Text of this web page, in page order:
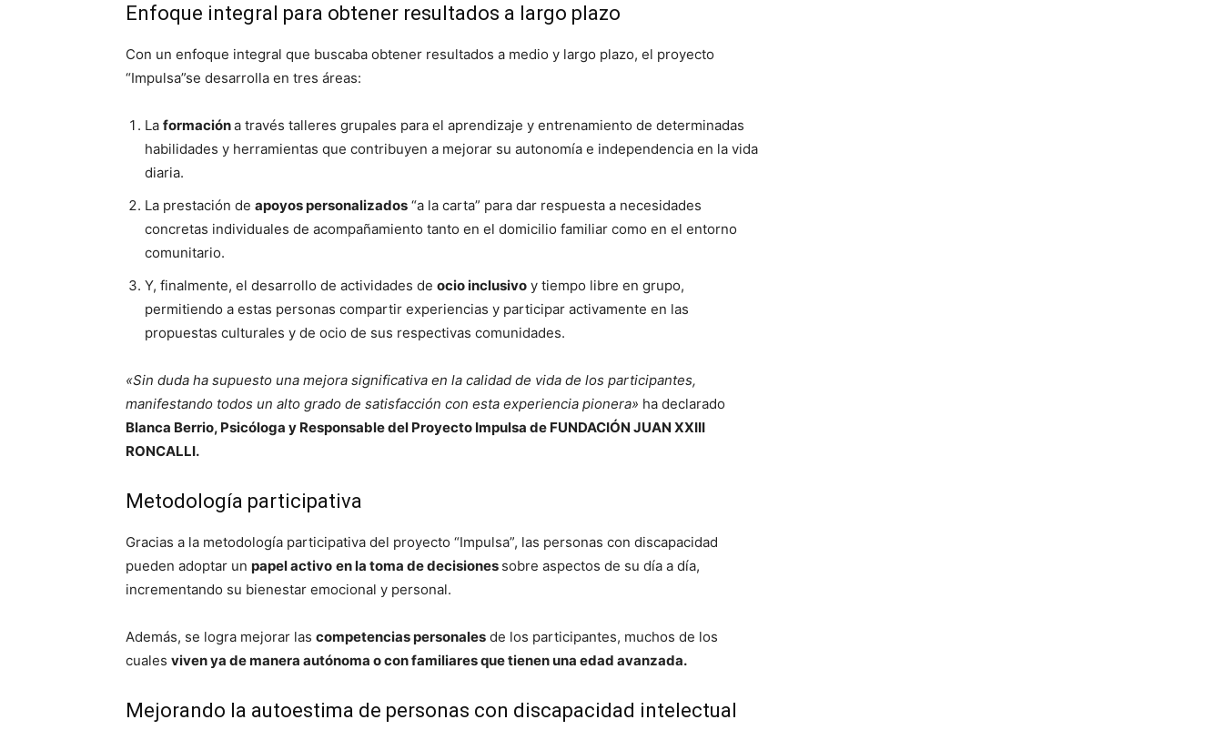
Enfoque integral para obtener resultados a largo plazo
Con un enfoque integral que buscaba obtener resultados a medio y largo plazo, el proyecto
“Impulsa”se desarrolla en tres áreas:
La formacióna través talleres grupales para el aprendizaje y entrenamiento de determinadas
habilidades y herramientas que contribuyen a mejorar su autonomía e independencia en la vida
diaria.
La prestación de apoyos personalizados “a la carta” para dar respuesta a necesidades
concretas individuales de acompañamiento tanto en el domicilio familiar como en el entorno
comunitario.
Y, finalmente, el desarrollo de actividades de ocio inclusivo y tiempo libre en grupo,
permitiendo a estas personas compartir experiencias y participar activamente en las
propuestas culturales y de ocio de sus respectivas comunidades.
«Sin duda ha supuesto una mejora significativa en la calidad de vida de los participantes,
manifestando todos un alto grado de satisfacción con esta experiencia pionera» ha declarado
Blanca Berrio, Psicóloga y Responsable del Proyecto Impulsa de FUNDACIÓN JUAN XXIII
RONCALLI.
Metodología participativa
Gracias a la metodología participativa del proyecto “Impulsa”, las personas con discapacidad
pueden adoptar un papel activo en la toma de decisiones sobre aspectos de su día a día,
incrementando su bienestar emocional y personal.
Además, se logra mejorar las competencias personales de los participantes, muchos de los
cuales viven ya de manera autónoma o con familiares que tienen una edad avanzada.
Mejorando la autoestima de personas con discapacidad intelectual